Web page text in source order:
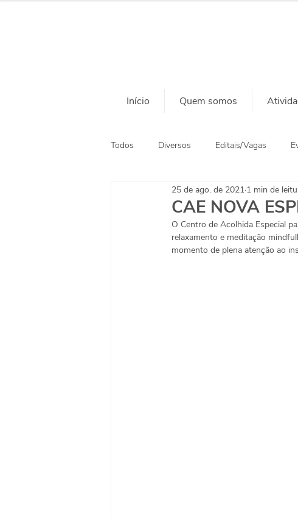
Início Quem somos
Todos Diversos Editais/Vagas
Ação Social Habitação
CAE NOVA
25 de ago. de 2021 1 min de
O Centro de Acolhida Especial
relaxamento e meditação
momento de plena atenção ao